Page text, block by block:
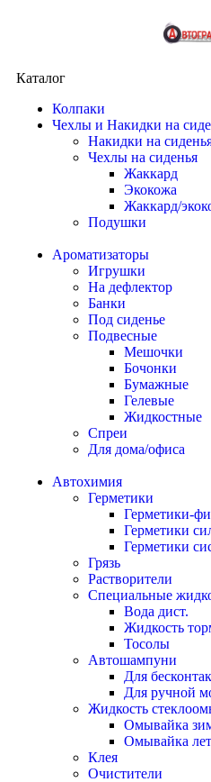
Каталог
Колпаки
Чехлы и Накидки на
Накидки на
Чехлы на сиденья
Жаккард
Экокожа
Жаккард/
Подушки
Ароматизаторы
Игрушки
На дефлектор
Банки
Под сиденье
Подвесные
Мешочки
Бочонки
Бумажные
Гелевые
Жидкостные
Спреи
Для дома/офиса
Автохимия
Герметики
Герметики-
Герметики
Герметики
Грязь
Растворители
Специальные
Вода дист.
Жидкость
Тосолы
Автошампуни
Для
Для ручной
Жидкость
Омывайка
Омывайка
Клея
Очистители